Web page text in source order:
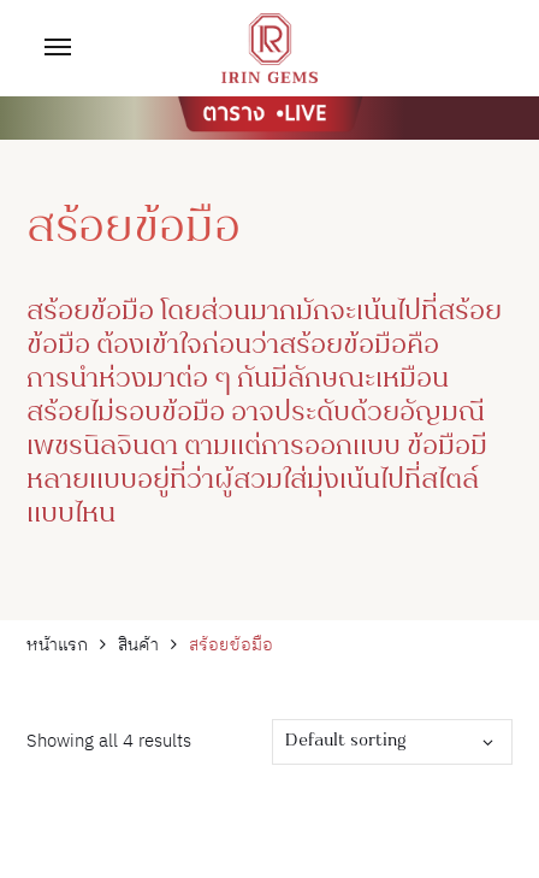
สร้อยข้อมือ
สร้อยข้อมือ โดยส่วนมากมักจะเน้นไปที่สร้อย
ข้อมือ ต้องเข้าใจก่อนว่าสร้อยข้อมือคือ
การนำห่วงมาต่อ ๆ กันมีลักษณะเหมือน
สร้อยไม่รอบข้อมือ อาจประดับด้วยอัญมณี
เพชรนิลจินดา ตามแต่การออกแบบ ข้อมือมี
หลายแบบอยู่ที่ว่าผู้สวมใส่มุ่งเน้นไปที่สไตล์
แบบไหน
หน้าแรก สินค้า สร้อยข้อมือ
Showing all 4 results Default sorting